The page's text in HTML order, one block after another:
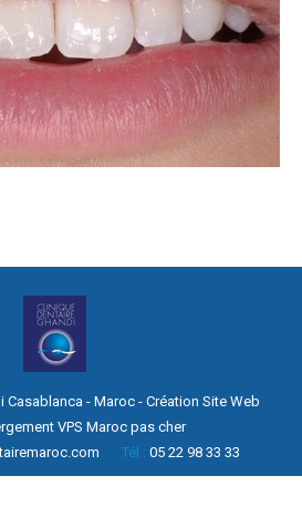
Casablanca - Maroc - Création Site Web
VPS Maroc pas cher
Tél : 05 22 98 33 33